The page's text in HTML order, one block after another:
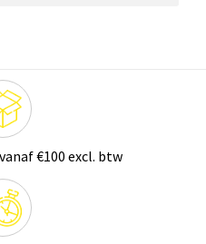
€100 excl. btw